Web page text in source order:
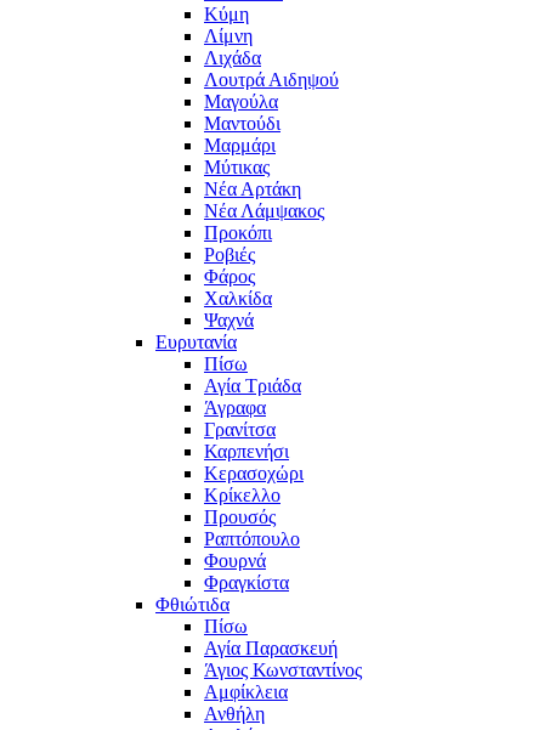
Κύμη
Λίμνη
Λιχάδα
Λουτρά Αιδηψού
Μαγούλα
Μαντούδι
Μαρμάρι
Μύτικας
Νέα Αρτάκη
Νέα Λάμψακος
Προκόπι
Ροβιές
Φάρος
Χαλκίδα
Ψαχνά
Ευρυτανία
Πίσω
Αγία Τριάδα
Άγραφα
Γρανίτσα
Καρπενήσι
Κερασοχώρι
Κρίκελλο
Προυσός
Ραπτόπουλο
Φουρνά
Φραγκίστα
Φθιώτιδα
Πίσω
Αγία Παρασκευή
Άγιος Κωνσταντίνος
Αμφίκλεια
Ανθήλη